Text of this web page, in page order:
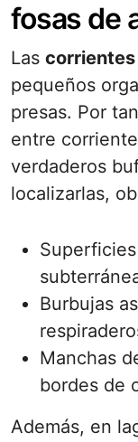
fosas de
Las corrientes
pequeños
presas. Por
entre
verdaderos
localizarlas,
Burbujas
Manchas
bordes de
Además, en